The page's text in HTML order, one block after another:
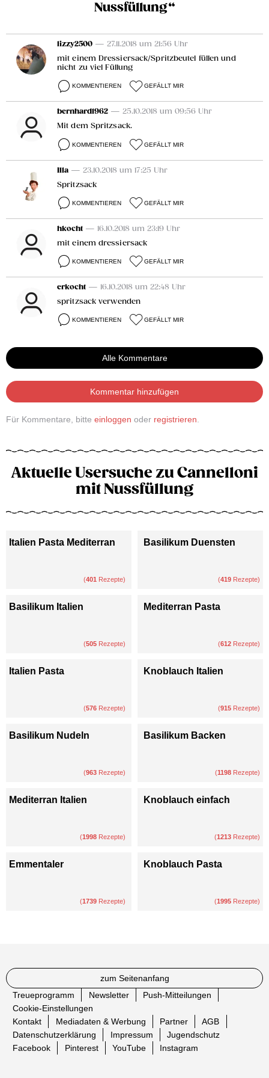
Nussfüllung“
lizzy2500 — 27.11.2018 um 21:56 Uhr
mit einem Dressiersack/Spritzbeutel füllen und
nicht zu viel Füllung
KOMMENTIEREN GEFÄLLT MIR
bernhard1962 — 25.10.2018 um 09:56 Uhr
Mit dem Spritzsack.
KOMMENTIEREN GEFÄLLT MIR
Illa — 23.10.2018 um 17:25 Uhr
Spritzsack
KOMMENTIEREN GEFÄLLT MIR
hkocht — 16.10.2018 um 23:19 Uhr
mit einem dressiersack
KOMMENTIEREN GEFÄLLT MIR
erkocht — 16.10.2018 um 22:48 Uhr
spritzsack verwenden
KOMMENTIEREN GEFÄLLT MIR
Alle Kommentare
Kommentar hinzufügen
Für Kommentare, bitte einloggen oder registrieren
Aktuelle Usersuche zu Cannelloni
mit Nussfüllung
Italien Pasta Mediterran
(401 Rezepte)
Basilikum Duensten
(419 Rezepte)
Basilikum Italien
(505 Rezepte)
Mediterran Pasta
(612 Rezepte)
Italien Pasta
(576 Rezepte)
Knoblauch Italien
(915 Rezepte)
Basilikum Nudeln
(963 Rezepte)
Basilikum Backen
(1198 Rezepte)
Mediterran Italien
(1998 Rezepte)
Knoblauch einfach
(1213 Rezepte)
Emmentaler
(1739 Rezepte)
Knoblauch Pasta
(1995 Rezepte)
zum Seitenanfang
Treueprogramm
Newsletter
Push-Mitteilungen
Cookie-Einstellungen
Kontakt
Mediadaten & Werbung Partner
AGB
Datenschutzerklärung
Impressum
Jugendschutz
Facebook
Pinterest YouTube Instagram